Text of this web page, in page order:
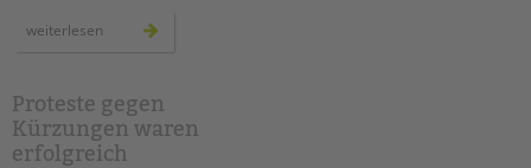
weiterlesen
weiterbildung
Proteste gegen
Kürzungen waren
erfolgreich